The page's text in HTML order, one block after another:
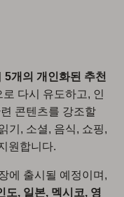
5개의 개인화된 추천
다시 유도하고, 인
콘텐츠를 강조할
기, 소셜, 음식, 쇼핑,
원합니다.
에 출시될 예정이며,
도, 일본, 멕시코, 영